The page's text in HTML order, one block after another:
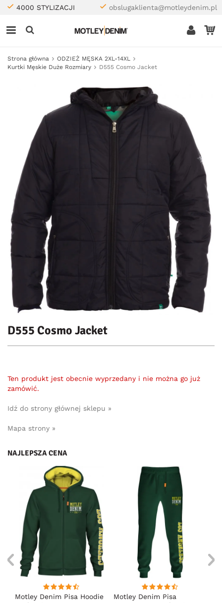
4000 STYLIZACJI obslugaklienta@motleydenim.pl
Strona główna
ODZIEŻ MĘSKA 2XL-14XL
Kurtki Męskie Duże Rozmiary
D555 Cosmo Jacket
D555 Cosmo Jacket
Ten produkt jest obecnie wyprzedany i nie można go już
zamówić.
Idź do strony głównej sklepu »
Mapa strony »
NAJLEPSZA CENA
Motley Denim Pisa Hoodie
Motley Denim Pisa